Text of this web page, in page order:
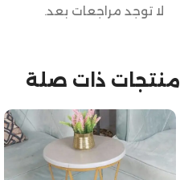
لا توجد مراجعات بعد.
منتجات ذات صلة